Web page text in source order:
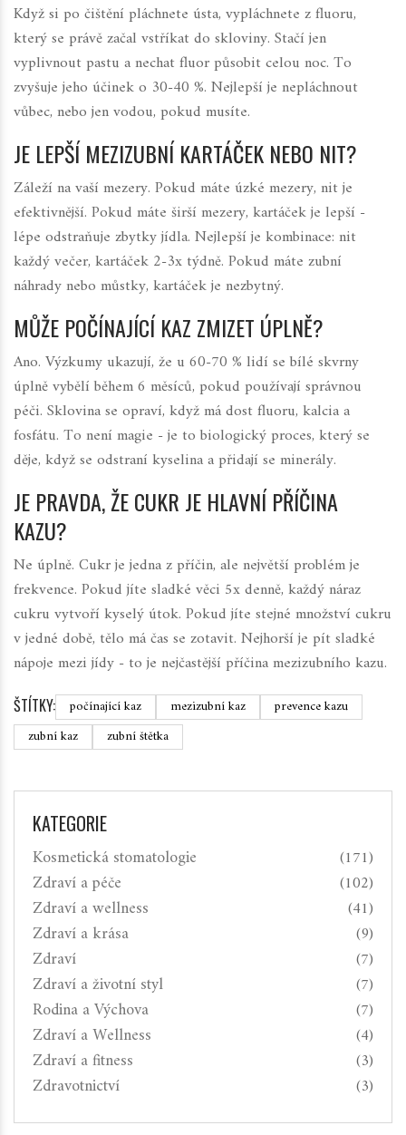
Když si po čištění pláchnete ústa, vypláchnete z fluoru,
který se právě začal vstříkat do skloviny. Stačí jen
vyplivnout pastu a nechat fluor působit celou noc. To
zvyšuje jeho účinek o 30-40 %. Nejlepší je nepláchnout
vůbec, nebo jen vodou, pokud musíte.
JE LEPŠÍ MEZIZUBNÍ KARTÁČEK NEBO NIT?
Záleží na vaší mezery. Pokud máte úzké mezery, nit je
efektivnější. Pokud máte širší mezery, kartáček je lepší -
lépe odstraňuje zbytky jídla. Nejlepší je kombinace: nit
každý večer, kartáček 2-3x týdně. Pokud máte zubní
náhrady nebo můstky, kartáček je nezbytný.
MŮŽE POČÍNAJÍCÍ KAZ ZMIZET ÚPLNĚ?
Ano. Výzkumy ukazují, že u 60-70 % lidí se bílé skvrny
úplně vybělí během 6 měsíců, pokud používají správnou
péči. Sklovina se opraví, když má dost fluoru, kalcia a
fosfátu. To není magie - je to biologický proces, který se
děje, když se odstraní kyselina a přidají se minerály.
JE PRAVDA, ŽE CUKR JE HLAVNÍ PŘÍČINA
KAZU?
Ne úplně. Cukr je jedna z příčin, ale největší problém je
frekvence. Pokud jíte sladké věci 5x denně, každý náraz
cukru vytvoří kyselý útok. Pokud jíte stejné množství cukru
v jedné době, tělo má čas se zotavit. Nejhorší je pít sladké
nápoje mezi jídy - to je nejčastější příčina mezizubního kazu.
ŠTÍTKY: počínající kaz mezizubní kaz
prevence kazu
zubní kaz
zubní štětka
KATEGORIE
Kosmetická stomatologie (171)
Zdraví a péče (102)
Zdraví a wellness (41)
Zdraví a krása (9)
Zdraví (7)
Zdraví a životní styl (7)
Rodina a Výchova (7)
Zdraví a Wellness (4)
Zdraví a fitness (3)
Zdravotnictví (3)